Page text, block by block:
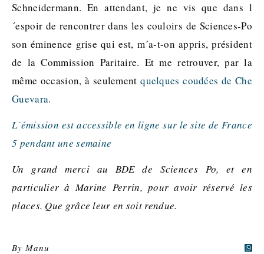
Schneidermann. En attendant, je ne vis que dans l
´espoir de rencontrer dans les couloirs de Sciences-Po
son éminence grise qui est, m´a-t-on appris, président
de la Commission Paritaire. Et me retrouver, par la
même occasion, à seulementquelques coudées de Che
Guevara.
L´émission est accessible en ligne sur le site de France
5 pendant une semaine
Un grand merci au BDE de Sciences Po, et en
particulier à Marine Perrin, pour avoir réservé les
places. Que grâce leur en soit rendue.
ByManu